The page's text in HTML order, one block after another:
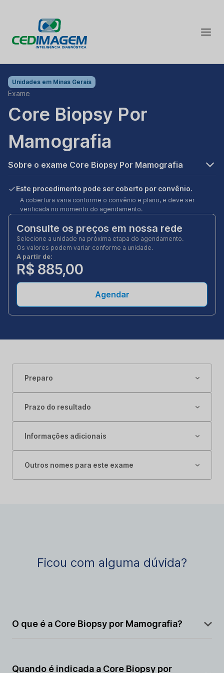
Unidades em Minas Gerais
Exame
Core Biopsy Por
Mamografia
Sobre o exame Core Biopsy Por Mamografia
Este procedimento pode ser coberto por convênio.
A cobertura varia conforme o convênio e plano, e deve ser
verificada no momento do agendamento.
Consulte os preços em nossa rede
Selecione a unidade na próxima etapa do agendamento.
Os valores podem variar conforme a unidade.
A partir de:
R$ 885,00
Agendar
Preparo
Prazo do resultado
Informações adicionais
Outros nomes para este exame
Ficou com alguma dúvida?
O que é a Core Biopsy por Mamografia?
para coletar tecido mamário, guiado por imagens de
Quando é indicada a Core Biopsy por